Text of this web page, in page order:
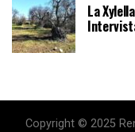
La
Copyright © 2025